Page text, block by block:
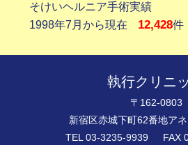
そけいヘルニア手術実績
1998年7月から現在
12,428件
執行クリニ
〒162-0803
新宿区赤城下町62番地ア
TEL03-3235-9939 FAX